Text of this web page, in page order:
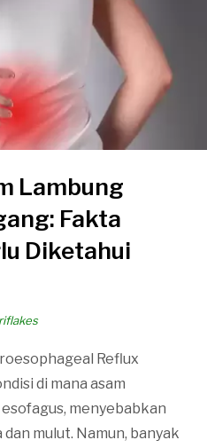
Lambung
Fakta
Diketahui
Reflux
di mana asam
menyebabkan
mulut. Namun, banyak